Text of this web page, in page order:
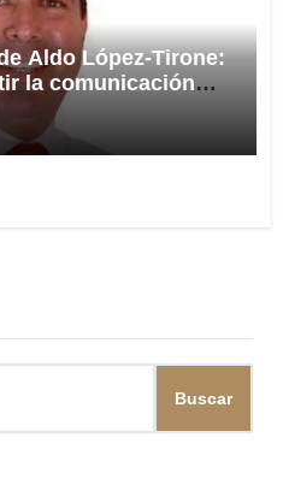
Aldo López-Tirone:
la comunicación